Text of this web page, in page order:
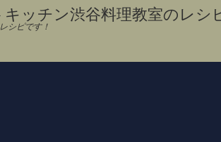
ッチン渋谷料理教室のレシ
シピです！